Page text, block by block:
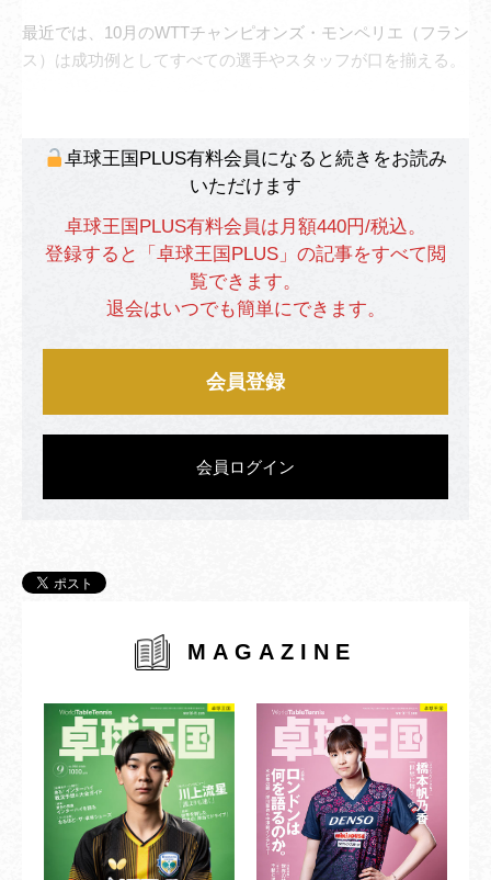
最近では、10月のWTTチャンピオンズ・モンペリエ（フラン
ス）は成功例としてすべての選手やスタッフが口を揃える。
卓球王国PLUS有料会員になると続きをお読み
いただけます
卓球王国PLUS有料会員は月額440円/税込。
登録すると「卓球王国PLUS」の記事をすべて閲
覧できます。
退会はいつでも簡単にできます。
会員登録
会員ログイン
MAGAZINE